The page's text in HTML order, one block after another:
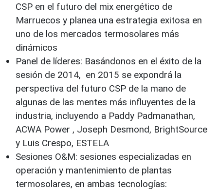
CSP en el futuro del mix energético de
Marruecos y planea una estrategia exitosa en
uno de los mercados termosolares más
dinámicos
Panel de líderes: Basándonos en el éxito de la
sesión de 2014, en 2015 se expondrá la
perspectiva del futuro CSP de la mano de
algunas de las mentes más influyentes de la
industria, incluyendo a Paddy Padmanathan,
ACWA Power , Joseph Desmond, BrightSource
y Luis Crespo, ESTELA
Sesiones O&M: sesiones especializadas en
operación y mantenimiento de plantas
termosolares, en ambas tecnologías: